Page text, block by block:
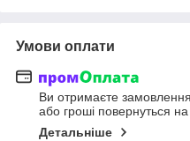
Умови оплати
Ви отримаєте замовлення
або гроші повернуться
Детальніше